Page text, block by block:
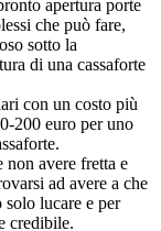
apertura porte
che può fare,
sotto la
di una cassaforte
con un costo più
200 euro per uno
non avere fretta e
ad avere a che
lucare e per
credibile.